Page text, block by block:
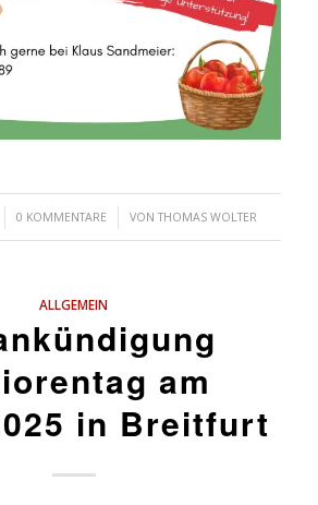
0 KOMMENTARE
/ VONTHOMAS WOLTER
ALLGEMEIN
am
in Breitfurt